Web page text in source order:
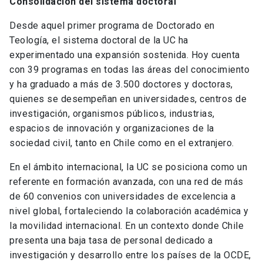
Desde aquel primer programa de Doctorado en
Teología, el sistema doctoral de la UC ha
experimentado una expansión sostenida. Hoy cuenta
con 39 programas en todas las áreas del conocimiento
y ha graduado a más de 3.500 doctores y doctoras,
quienes se desempeñan en universidades, centros de
investigación, organismos públicos, industrias,
espacios de innovación y organizaciones de la
sociedad civil, tanto en Chile como en el extranjero.
En el ámbito internacional, la UC se posiciona como un
referente en formación avanzada, con una red de más
de 60 convenios con universidades de excelencia a
nivel global, fortaleciendo la colaboración académica y
la movilidad internacional. En un contexto donde Chile
presenta una baja tasa de personal dedicado a
investigación y desarrollo entre los países de la OCDE,